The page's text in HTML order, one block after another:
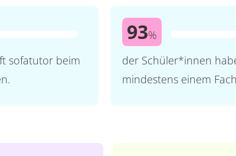
sofatutor beim
93%
der Schüler*innen
mindestens einem